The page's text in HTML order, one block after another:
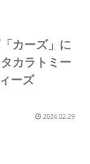
カーズ」に
カラトミー
ーズ
2024.02.29